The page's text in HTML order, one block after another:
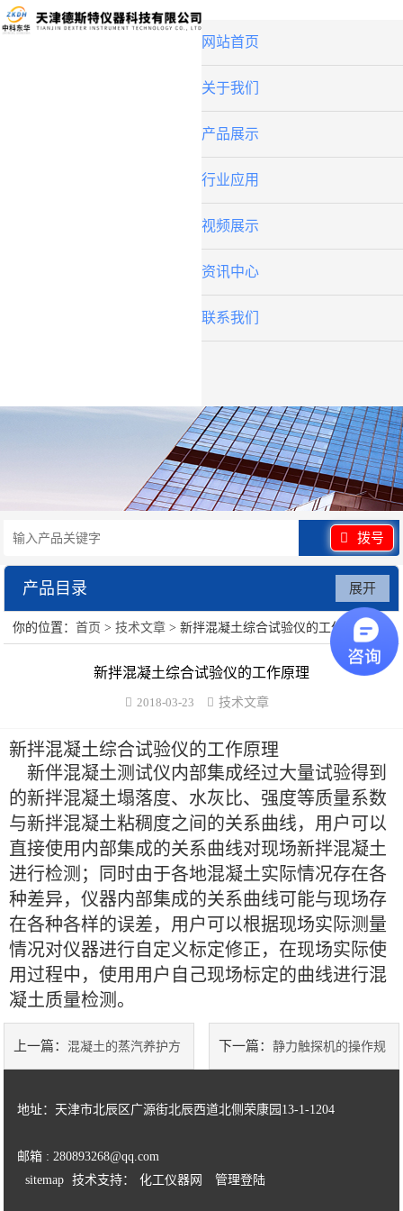
网站首页
关于我们
产品展示
行业应用
视频展示
资讯中心
联系我们
拨号
产品目录
水泥砂浆类试验仪器
混凝土类检测设备
防水卷材类试验仪器
陶瓷砖系列
土工类试验仪器
建筑节能类试验仪器
塑料管材检测试验机
展开
你的位置：首页 >技术文章 > 新拌混凝土综合试验仪的工作原理
新拌混凝土综合试验仪的工作原理
2018-03-23 技术文章
新拌混凝土综合试验仪的工作原理
新伴混凝土测试仪内部集成经过大量试验得到
的新拌混凝土塌落度、水灰比、强度等质量系数
与新拌混凝土粘稠度之间的关系曲线，用户可以
直接使用内部集成的关系曲线对现场新拌混凝土
进行检测；同时由于各地混凝土实际情况存在各
种差异，仪器内部集成的关系曲线可能与现场存
在各种各样的误差，用户可以根据现场实际测量
情况对仪器进行自定义标定修正，在现场实际使
用过程中，使用用户自己现场标定的曲线进行混
凝土质量检测。
上一篇： 混凝土的蒸汽养护方 下一篇： 静力触探机的操作规
地址：天津市北辰区广源街北辰西道北侧荣康园13-1-1204
邮箱 : 280893268@qq.com
sitemap
技术支持： 化工仪器网 管理登陆